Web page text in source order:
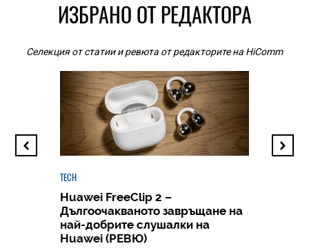
ИЗБРАНО ОТ РЕДАКТОРА
Селекция от статии и ревюта от редакторите на HiComm
TECH
Huawei FreeClip 2 –
Дългоочакваното завръщане на
най-добрите слушалки на
Huawei (РЕВЮ)